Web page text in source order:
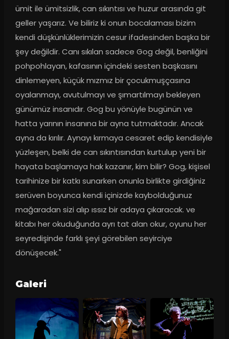
ümit ile ümitsizlik, can sıkıntısı ve huzur arasında git
geller yaşarız. Ve biliriz ki onun bocalaması bizim
kendi düşkünlüklerimizin cesur ifadesinden başka bir
şey değildir. Canı sıkılan sadece Gog değil, benliğini
pohpohlayan, kafasının içindeki sesten başkasını
dinlemeyen, küçük mızmız bir çocukmuşçasına
oyalanmayı, avutulmayı ve şımartılmayı bekleyen
günümüz insanıdır. Gog bu yönüyle bugünün ve
hatta yarının insanına bir ayna tutmaktadır. Ancak
ayna da kırılır. Aynayı kırmaya cesaret edip kendisiyle
yüzleşen, belki de can sıkıntısından kurtulup yeni bir
hayata başlamaya hak kazanır, kim bilir? Gog, kişisel
tarihinize bir katkı sunarken onunla birlikte girdiğiniz
serüven boyunca kendi içinizde kaybolduğunuz
mağaradan sizi alıp ıssız bir adaya çıkaracak. ve
kitabı her okuduğunda ayrı tat alan okur, oyunu her
seyredişinde farklı şeyi görebilen seyirciye
dönüşecek."
Galeri